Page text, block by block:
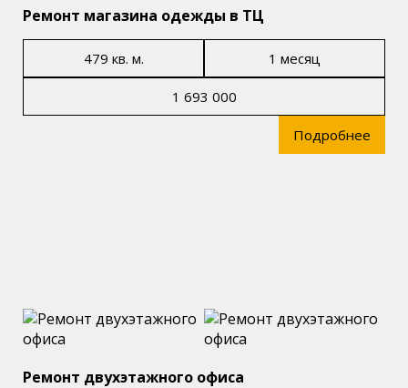
Ремонт магазина одежды в ТЦ
479 кв. м. 1 месяц
1 693 000
Подробнее
Ремонт двухэтажного офиса